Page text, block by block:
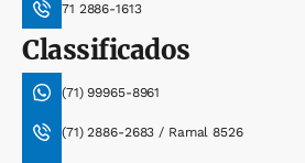
71 2886-1613
Classificados
(71) 99965-8961
(71) 2886-2683 / Ramal 8526